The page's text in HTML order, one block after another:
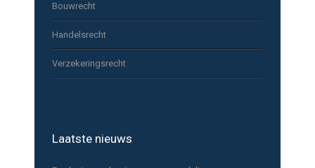
Bouwrecht
Handelsrecht
Verzekeringsrecht
Laatste nieuws